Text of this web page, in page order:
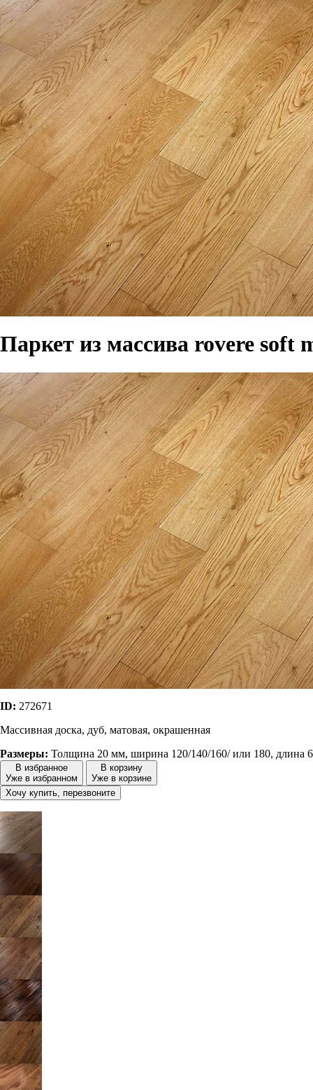
Паркет из массива rovere soft
ID: 272671
Массивная доска, дуб, матовая, окрашенная
Размеры: Толщина 20 мм, ширина 120/140/160/ или 180, длина
В избранное
Уже в избранном
В корзину
Уже в корзине
Хочу купить, перезвоните